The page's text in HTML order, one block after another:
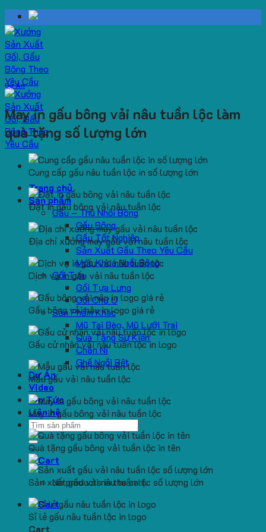
Skip
to
content
Trang chủ
Sản phẩm
Gấu – Thú Nhồi Bông
Gấu Bông
Gấu Tốt Nghiệp
Sản Xuất Gấu Theo Yêu Cầu
Móc Khoá Nhồi Bông
Gối Tựa
Gối Tựa Lưng
Gối Chữ U
Sản Phẩm Khác
Mũ Tai Bèo, Mũ Lưỡi Trai
Quà Tặng Sự Kiện
Chăn Nỉ
Ghế Ngồi Bệt
Dự Án
Video
Tin Tức
Liên hệ
Search
for:
No products in the cart.
Cart
Dự Án
May in gấu bông vải nâu tuần lộc làm
quà tặng số lượng lớn
Cung cấp gấu nâu tuần lộc in số lượng lớn
Đặt in gấu bông vải nâu tuần lộc
Địa chỉ xưởng may gấu vải nâu tuần lộc
Dịch vụ in gấu vải nâu tuần lộc
Gấu bông vải nâu in logo giá rẻ
Gấu cử nhân vải nâu tuần lộc in logo
Mẫu gấu vải nâu tuần lộc
May in gấu bông vải nâu tuần lộc
Quà tặng gấu bông vải tuần lộc in tên
Sản xuất gấu vải nâu tuần lộc số lượng lớn
Sỉ lẻ gấu nâu tuần lộc in logo